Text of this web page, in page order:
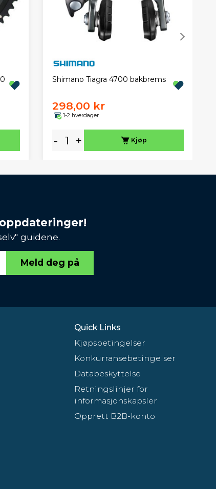
Shimano Tiagra 4700 bakbrems
298,00 kr
1-2 hverdager
- + Kjøp
guidene.
Meld deg på
Quick Links
Kjøpsbetingelser
Konkurransebetingelser
Databeskyttelse
Retningslinjer for
informasjonskapsler
Opprett B2B-konto